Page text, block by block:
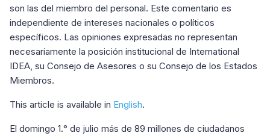
son las del miembro del personal. Este comentario es
independiente de intereses nacionales o políticos
específicos. Las opiniones expresadas no representan
necesariamente la posición institucional de International
IDEA, su Consejo de Asesores o su Consejo de los Estados
Miembros.
This article is available in English.
El domingo 1.° de julio más de 89 millones de ciudadanos